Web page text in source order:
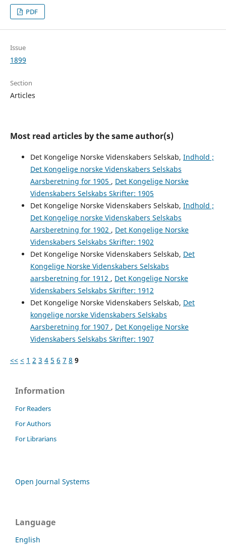
PDF
Issue
1899
Section
Articles
Most read articles by the same author(s)
Det Kongelige Norske Videnskabers Selskab, Indhold ;
Det Kongelige norske Videnskabers Selskabs
Aarsberetning for 1905 , Det Kongelige Norske
Videnskabers Selskabs Skrifter: 1905
Det Kongelige Norske Videnskabers Selskab, Indhold ;
Det Kongelige norske Videnskabers Selskabs
Aarsberetning for 1902 , Det Kongelige Norske
Videnskabers Selskabs Skrifter: 1902
Det Kongelige Norske Videnskabers Selskab, Det
Kongelige Norske Videnskabers Selskabs
aarsberetning for 1912 , Det Kongelige Norske
Videnskabers Selskabs Skrifter: 1912
Det Kongelige Norske Videnskabers Selskab, Det
kongelige norske Videnskabers Selskabs
Aarsberetning for 1907 , Det Kongelige Norske
Videnskabers Selskabs Skrifter: 1907
<< < 1 2 3 4 5 6 7 8 9
Information
For Readers
For Authors
For Librarians
Open Journal Systems
Language
English